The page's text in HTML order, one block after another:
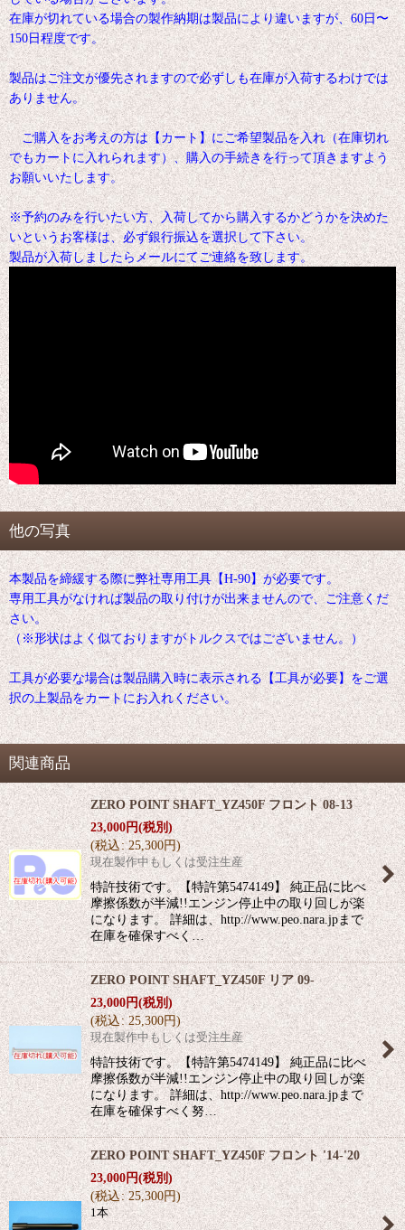
在庫が切れている場合の製作納期は製品により違いますが、60日〜
150日程度です。
製品はご注文が優先されますので必ずしも在庫が入荷するわけでは
ありません。
ご購入をお考えの方は【カート】にご希望製品を入れ（在庫切れ
でもカートに入れられます）、購入の手続きを行って頂きますよう
お願いいたします。
※予約のみを行いたい方、入荷してから購入するかどうかを決めた
いというお客様は、必ず銀行振込を選択して下さい。
製品が入荷しましたらメールにてご連絡を致します。
他の写真
本製品を締緩する際に弊社専用工具【H-90】が必要です。
専用工具がなければ製品の取り付けが出来ませんので、ご注意くだ
さい。
（※形状はよく似ておりますがトルクスではございません。）
工具が必要な場合は製品購入時に表示される【工具が必要】をご選
択の上製品をカートにお入れください。
関連商品
ZERO POINT SHAFT_YZ450F フロント 08-13
23,000円(税別)
(税込: 25,300円)
現在製作中もしくは受注生産
特許技術です。【特許第5474149】 純正品に比べ
摩擦係数が半減!!エンジン停止中の取り回しが楽
になります。 詳細は、http://www.peo.nara.jpまで
在庫を確保すべく…
ZERO POINT SHAFT_YZ450F リア 09-
23,000円(税別)
(税込: 25,300円)
現在製作中もしくは受注生産
特許技術です。【特許第5474149】 純正品に比べ
摩擦係数が半減!!エンジン停止中の取り回しが楽
になります。 詳細は、http://www.peo.nara.jpまで
在庫を確保すべく努…
ZERO POINT SHAFT_YZ450F フロント '14-'20
23,000円(税別)
(税込: 25,300円)
1本